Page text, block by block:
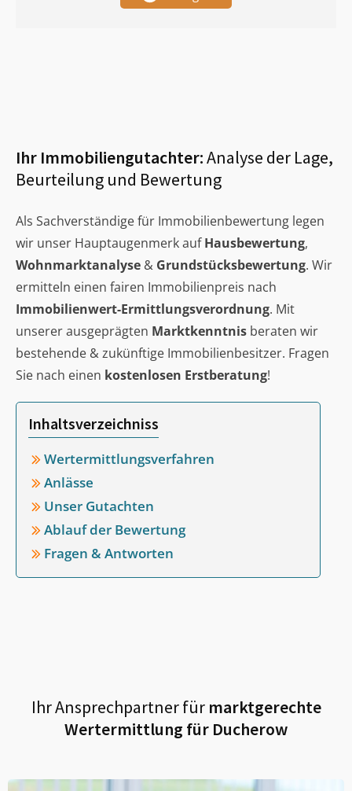
Ihr Immobiliengutachter:Analyse der Lage,
Beurteilung und Bewertung
Als Sachverständige für Immobilienbewertung legen
wir unser Hauptaugenmerk aufHausbewertung,
Wohnmarktanalyse & Grundstücksbewertung. Wir
ermitteln einen fairen Immobilienpreis nach
Immobilienwert-Ermittlungsverordnung. Mit
unserer ausgeprägten Marktkenntnis beraten wir
bestehende & zukünftige Immobilienbesitzer. Fragen
Sie nach einen kostenlosen Erstberatung!
Inhaltsverzeichniss
Wertermittlungsverfahren
Anlässe
Unser Gutachten
Ablauf der Bewertung
Fragen & Antworten
Ihr Ansprechpartner fürmarktgerechte
Wertermittlung für Ducherow